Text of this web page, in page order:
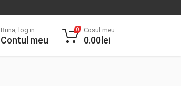
Buna, log in
Contul meu
0 Cosul meu
0.00 lei